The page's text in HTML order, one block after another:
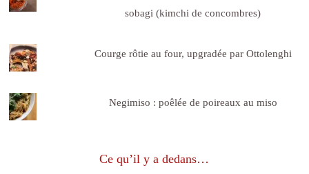
sobagi (kimchi de concombres)
Courge rôtie au four, upgradée par Ottolenghi
Negimiso : poêlée de poireaux au miso
Ce qu’il y a dedans…